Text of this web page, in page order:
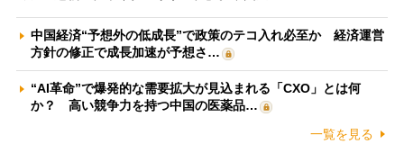
中国経済“予想外の低成長”で政策のテコ入れ必至か 経済運営
方針の修正で成長加速が予想さ…
“AI革命”で爆発的な需要拡大が見込まれる「CXO」とは何
か？ 高い競争力を持つ中国の医薬品…
一覧を見る